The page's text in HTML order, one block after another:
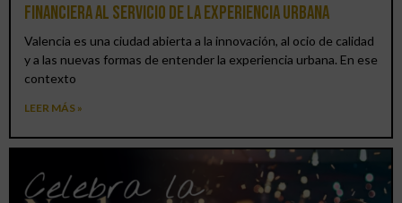
financiera al servicio de la experiencia urbana
Valencia es una ciudad abierta a la innovación, al ocio de calidad
y a las nuevas formas de entender la experiencia urbana. En ese
contexto
LEER MÁS »